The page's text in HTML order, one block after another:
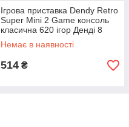
Ігрова приставка Dendy Retro
Super Mini 2 Game консоль
класична 620 ігор Денді 8
бітів з 2 джойстиками
Немає в наявності
514 ₴